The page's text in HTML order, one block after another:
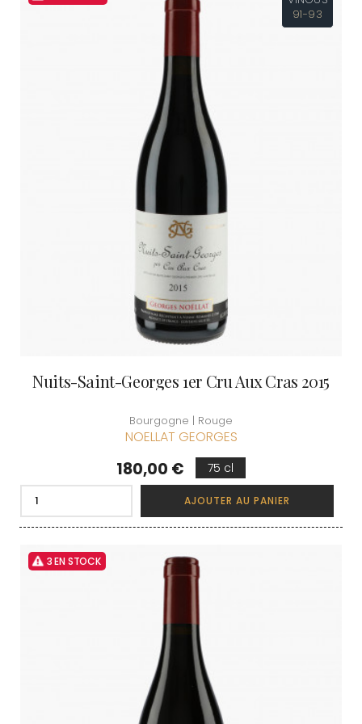
91-93
Nuits-Saint-Georges 1er Cru Aux Cras 2015
Bourgogne | Rouge
NOELLAT GEORGES
Prix
180,00 € 75 cl
AJOUTER AU PANIER
3 EN STOCK